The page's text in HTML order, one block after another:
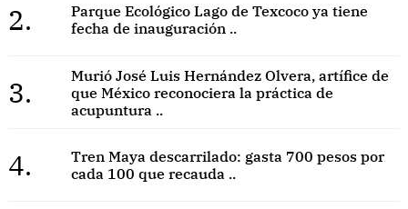
2.
Parque Ecológico Lago de Texcoco ya tiene
fecha de inauguración ..
3.
Murió José Luis Hernández Olvera, artífice de
que México reconociera la práctica de
acupuntura ..
4.
Tren Maya descarrilado: gasta 700 pesos por
cada 100 que recauda ..